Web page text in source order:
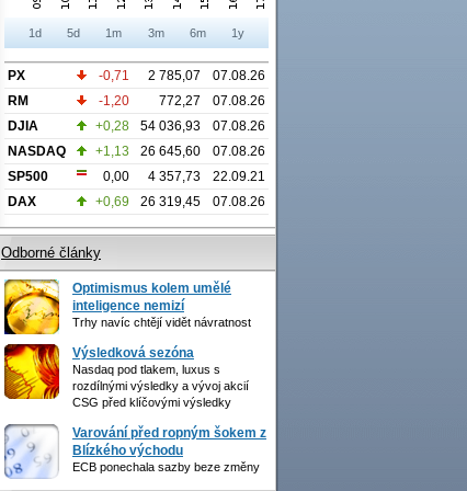
1d 5d 1m 3m 6m 1y
PX -0,71 2 785,07
07.08.26
RM
-1,20 772,27
07.08.26
DJIA
+0,28 54 036,93
07.08.26
NASDAQ
+1,13 26 645,60
07.08.26
SP500
0,00 4 357,73
22.09.21
DAX
+0,69 26 319,45 07.08.26
Odborné články
Optimismus kolem umělé
inteligence nemizí
Trhy navíc chtějí vidět návratnost
Výsledková sezóna
Nasdaq pod tlakem, luxus s
rozdílnými výsledky a vývoj akcií
CSG před klíčovými výsledky
Varování před ropným šokem z
Blízkého východu
ECB ponechala sazby beze změny